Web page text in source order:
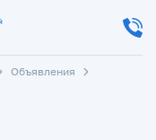
Объявления